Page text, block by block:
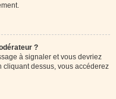
?
à signaler et vous devriez
cliquant dessus, vous accéderez